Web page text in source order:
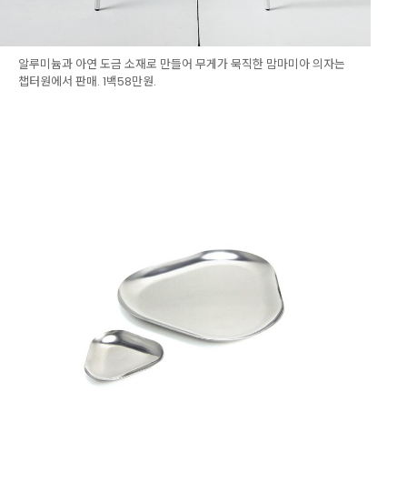
알루미늄과 아연 도금 소재로 만들어 무게가 묵직한 맘마미아 의자는
챕터원에서 판매. 1백58만원.